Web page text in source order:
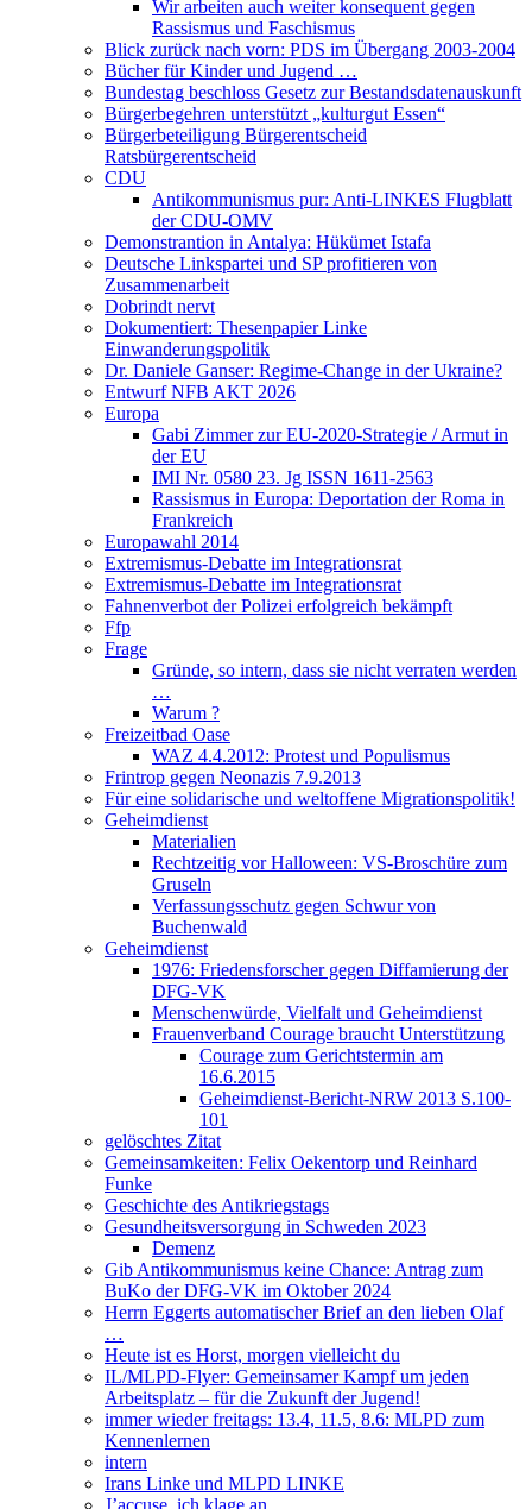
Wir arbeiten auch weiter konsequent gegen
Rassismus und Faschismus
Blick zurück nach vorn: PDS im Übergang 2003-2004
Bücher für Kinder und Jugend …
Bundestag beschloss Gesetz zur Bestandsdatenauskunft
Bürgerbegehren unterstützt „kulturgut Essen“
Bürgerbeteiligung Bürgerentscheid
Ratsbürgerentscheid
CDU
Antikommunismus pur: Anti-LINKES Flugblatt
der CDU-OMV
Demonstrantion in Antalya: Hükümet Istafa
Deutsche Linkspartei und SP profitieren von
Zusammenarbeit
Dobrindt nervt
Dokumentiert: Thesenpapier Linke
Einwanderungspolitik
Dr. Daniele Ganser: Regime-Change in der Ukraine?
Entwurf NFB AKT 2026
Europa
Gabi Zimmer zur EU-2020-Strategie / Armut in
der EU
IMI Nr. 0580 23. Jg ISSN 1611-2563
Rassismus in Europa: Deportation der Roma in
Frankreich
Europawahl 2014
Extremismus-Debatte im Integrationsrat
Extremismus-Debatte im Integrationsrat
Fahnenverbot der Polizei erfolgreich bekämpft
Ffp
Frage
Gründe, so intern, dass sie nicht verraten werden
…
Warum ?
Freizeitbad Oase
WAZ 4.4.2012: Protest und Populismus
Frintrop gegen Neonazis 7.9.2013
Für eine solidarische und weltoffene Migrationspolitik!
Geheimdienst
Materialien
Rechtzeitig vor Halloween: VS-Broschüre zum
Gruseln
Verfassungsschutz gegen Schwur von
Buchenwald
Geheimdienst
1976: Friedensforscher gegen Diffamierung der
DFG-VK
Menschenwürde, Vielfalt und Geheimdienst
Frauenverband Courage braucht Unterstützung
Courage zum Gerichtstermin am
16.6.2015
Geheimdienst-Bericht-NRW 2013 S.100-
101
gelöschtes Zitat
Gemeinsamkeiten: Felix Oekentorp und Reinhard
Funke
Geschichte des Antikriegstags
Gesundheitsversorgung in Schweden 2023
Demenz
Gib Antikommunismus keine Chance: Antrag zum
BuKo der DFG-VK im Oktober 2024
Herrn Eggerts automatischer Brief an den lieben Olaf
…
Heute ist es Horst, morgen vielleicht du
IL/MLPD-Flyer: Gemeinsamer Kampf um jeden
Arbeitsplatz – für die Zukunft der Jugend!
immer wieder freitags: 13.4, 11.5, 8.6: MLPD zum
Kennenlernen
intern
Irans Linke und MLPD LINKE
J’accuse, ich klage an